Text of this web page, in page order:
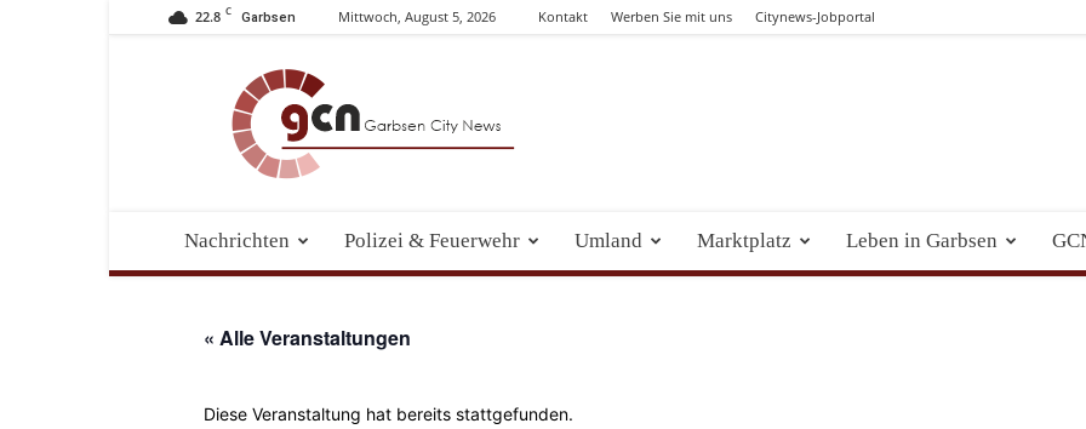
22.8 C Garbsen Mittwoch, August 5, 2026 Kontakt Werben Sie mit uns Citynews-Jobportal
News
Nachrichten Polizei & Feuerwehr Umland Marktplatz Leben in Garbsen
« Alle Veranstaltungen
Diese Veranstaltung hat bereits stattgefunden.